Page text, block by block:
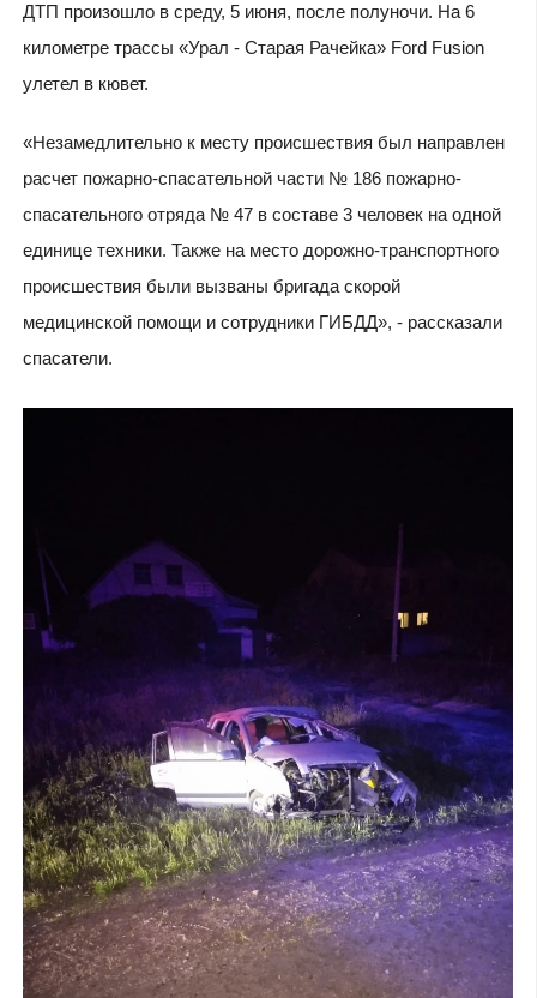
ДТП произошло в среду, 5 июня, после полуночи. На 6
километре трассы «Урал - Старая Рачейка» Ford Fusion
улетел в кювет.
«Незамедлительно к месту происшествия был направлен
расчет пожарно-спасательной части № 186 пожарно-
спасательного отряда № 47 в составе 3 человек на одной
единице техники. Также на место дорожно-транспортного
происшествия были вызваны бригада скорой
медицинской помощи и сотрудники ГИБДД», - рассказали
спасатели.